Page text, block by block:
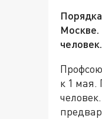
Москве.
человек.
к 1 мая.